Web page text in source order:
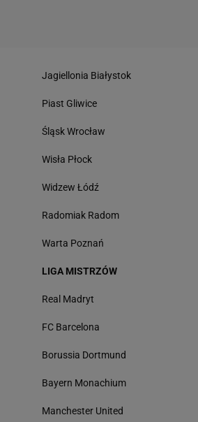
Jagiellonia Białystok
Piast Gliwice
Śląsk Wrocław
Wisła Płock
Widzew Łódź
Radomiak Radom
Warta Poznań
LIGA MISTRZÓW
Real Madryt
FC Barcelona
Borussia Dortmund
Bayern Monachium
Manchester United